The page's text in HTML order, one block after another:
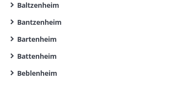
Baltzenheim
Bantzenheim
Bartenheim
Battenheim
Beblenheim